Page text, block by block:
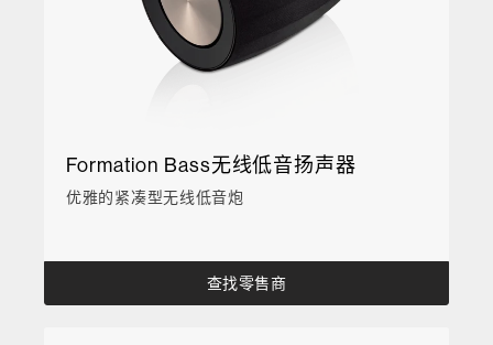
Formation Bass无线低音扬声器
优雅的紧凑型无线低音炮
查找零售商